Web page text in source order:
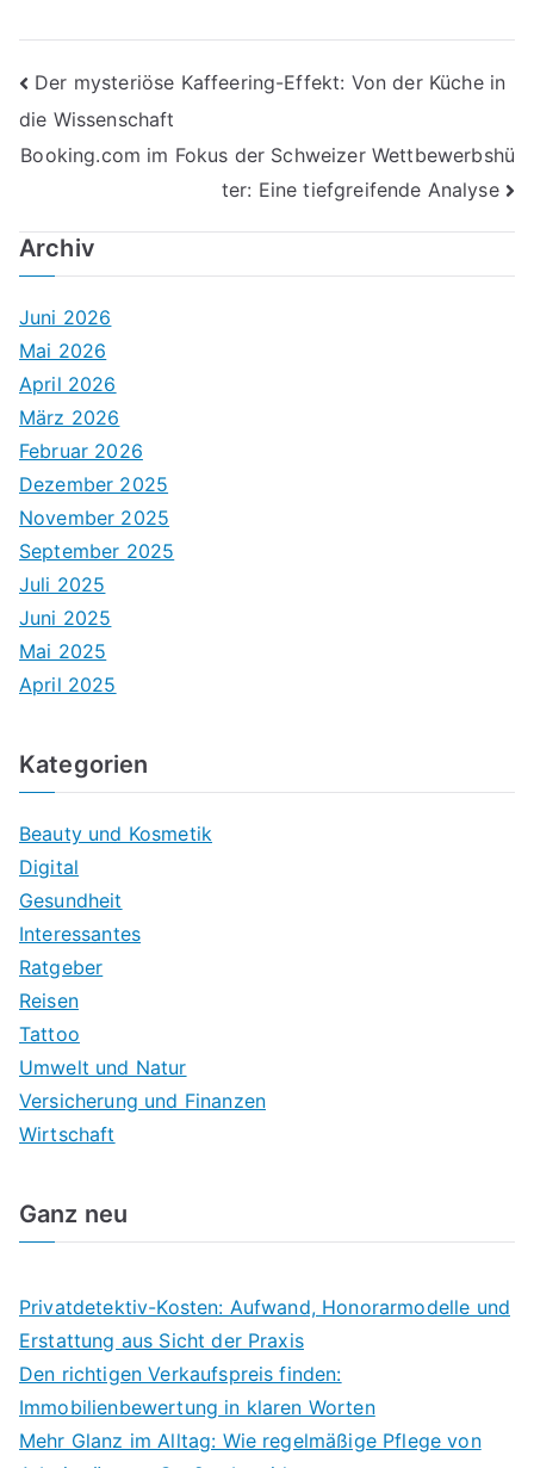
Beitrags-
Navigation
Der mysteriöse Kaffeering-Effekt: Von der Küche in
die Wissenschaft
Booking.com im Fokus der Schweizer Wettbewerbshü
ter: Eine tiefgreifende Analyse
Archiv
Juni 2026
Mai 2026
April 2026
März 2026
Februar 2026
Dezember 2025
November 2025
September 2025
Juli 2025
Juni 2025
Mai 2025
April 2025
Kategorien
Beauty und Kosmetik
Digital
Gesundheit
Interessantes
Ratgeber
Reisen
Tattoo
Umwelt und Natur
Versicherung und Finanzen
Wirtschaft
Ganz neu
Privatdetektiv-Kosten: Aufwand, Honorarmodelle und
Erstattung aus Sicht der Praxis
Den richtigen Verkaufspreis finden:
Immobilienbewertung in klaren Worten
Mehr Glanz im Alltag: Wie regelmäßige Pflege von